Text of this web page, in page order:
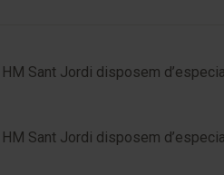
Sant Jordi disposem
Sant Jordi disposem